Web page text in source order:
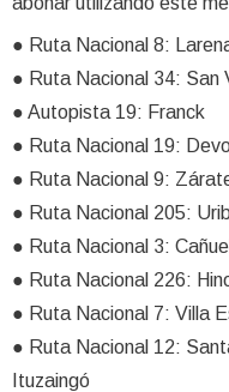
● Ruta Nacional 8:
● Ruta Nacional 34: San
● Autopista 19: Franck
● Ruta Nacional 19:
● Ruta Nacional 9:
● Ruta Nacional 205:
● Ruta Nacional 3:
● Ruta Nacional 226:
● Ruta Nacional 7: Villa
● Ruta Nacional 12:
Ituzaingó